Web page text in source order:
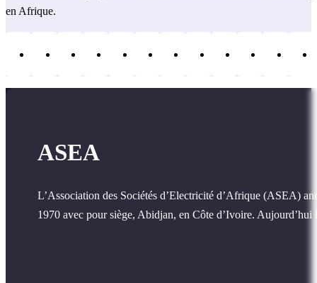
en Afrique.
ASEA
L’Association des Sociétés d’Electricité d’Afrique (ASEA)
1970 avec pour siège, Abidjan, en Côte d’Ivoire. Aujourd’hui